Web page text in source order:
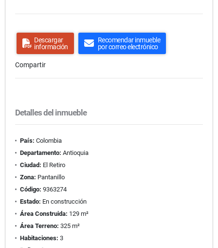
Descargar
información
Recomendar inmueble
por correo electrónico
Compartir
Detalles del inmueble
País: Colombia
Departamento: Antioquia
Ciudad: El Retiro
Zona: Pantanillo
Código: 9363274
Estado: En construcción
Área Construida: 129 m²
Área Terreno: 325 m²
Habitaciones: 3